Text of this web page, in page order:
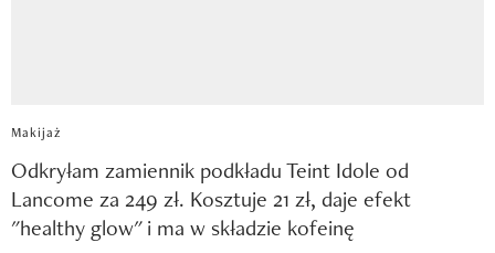
Makijaż
Odkryłam zamiennik podkładu Teint Idole od
Lancome za 249 zł. Kosztuje 21 zł, daje efekt
"healthy glow" i ma w składzie kofeinę